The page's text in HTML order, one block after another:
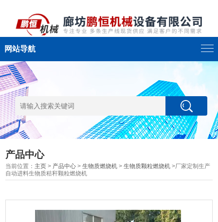
网站导航
产品中心
当前位置： 主页 > 产品中心 >生物质燃烧机 >生物质颗粒燃烧机 >厂家定制生产
自动进料生物质秸秆颗粒燃烧机